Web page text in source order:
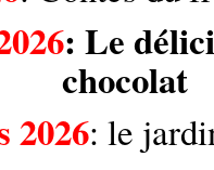
: Le
chocolat
2026: le